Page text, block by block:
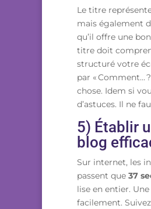
Le titre
mais également
qu’il offre une
titre doit
structuré votre
par « Comment…
chose. Idem si
d’astuces. Il ne
5) Établir
blog
Sur internet, les
passent que 37
lise en entier.
facilement.